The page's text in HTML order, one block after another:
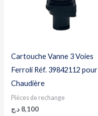
Cartouche Vanne 3 Voies
Ferroli Réf. 39842112 pour
Chaudière
Pièces de rechange
8,100 د.ج